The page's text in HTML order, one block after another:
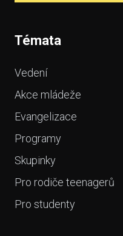
Témata
Vedení
Akce mládeže
Evangelizace
Programy
Skupinky
Pro rodiče teenagerů
Pro studenty